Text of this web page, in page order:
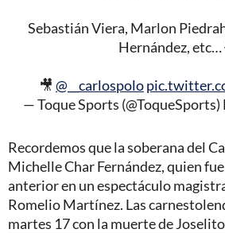
Sebastián Viera, Marlon
Hernández, etc…
🎥 @__carlospolo
— Toque Sports (@ToqueSports)
Recordemos que la soberana del
Michelle Char Fernández, quien
anterior en un espectáculo
Romelio Martínez. Las
martes 17 con la muerte de